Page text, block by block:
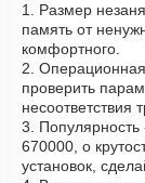
1. Размер
память от
комфортного.
2.
проверить
несоответствия
3. Популярность
670000, о
установок,